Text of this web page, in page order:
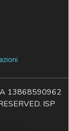
13868590962
ISP